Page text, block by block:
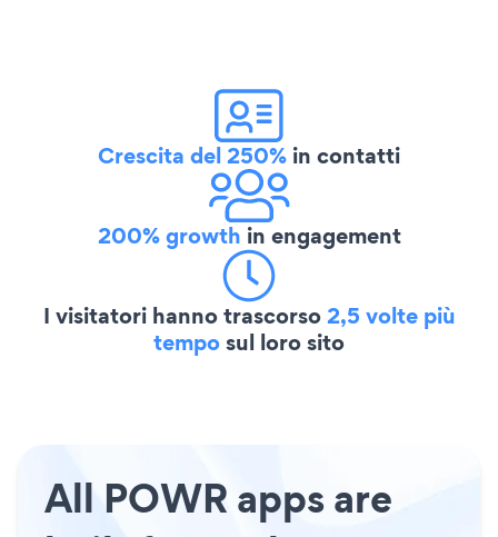
Crescita del 250% in contatti
200% growth in engagement
I visitatori hanno trascorso2,5 volte più
temposul loro sito
All POWR apps are